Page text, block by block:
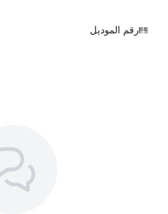
رقم الموديل